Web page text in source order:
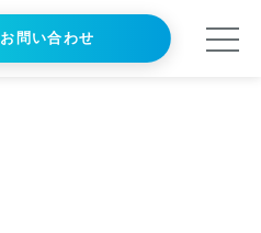
お問い合わせ